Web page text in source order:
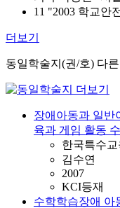
11 "2003 학교안
더보기
동일학술지(권/호) 다
장애아동과 일반
육과 게임 활동
한국특수교
김수연
2007
KCI등재
수학학습장애 아